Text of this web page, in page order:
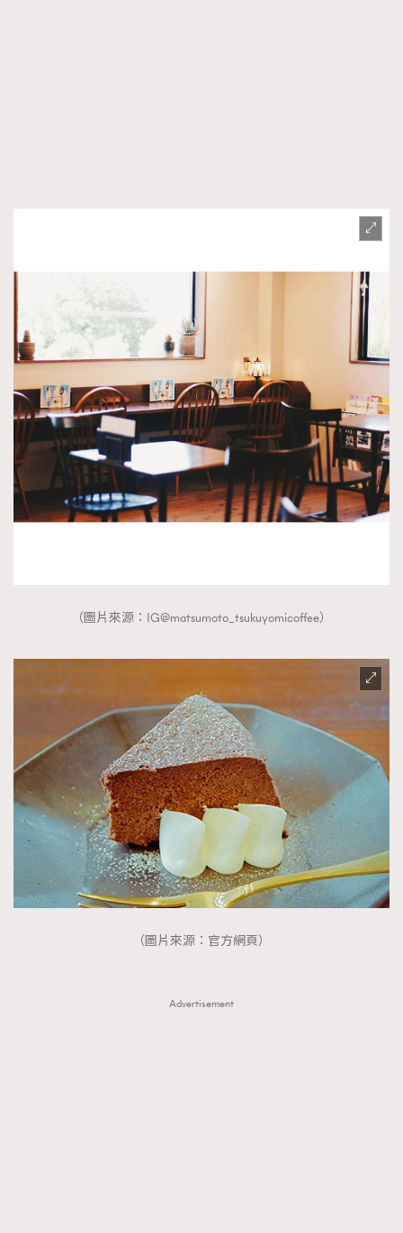
（圖片來源：IG@matsumoto_tsukuyomicoffee）
（圖片來源：官方網頁）
Advertisement